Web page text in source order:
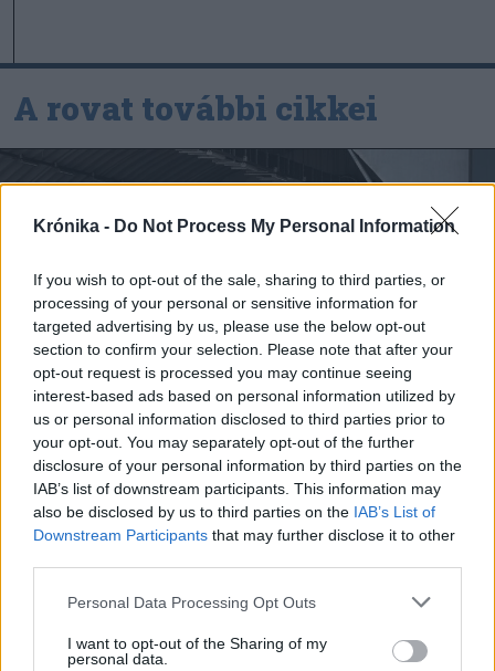
Krónika - Do Not Process My Personal Information
If you wish to opt-out of the sale, sharing to third parties, or
processing of your personal or sensitive information for
targeted advertising by us, please use the below opt-out
section to confirm your selection. Please note that after your
opt-out request is processed you may continue seeing
interest-based ads based on personal information utilized by
us or personal information disclosed to third parties prior to
your opt-out. You may separately opt-out of the further
disclosure of your personal information by third parties on the
IAB’s list of downstream participants. This information may
also be disclosed by us to third parties on the IAB’s List of
Downstream Participants that may further disclose it to other
Personal Data Processing Opt Outs
I want to opt-out of the Sharing of my
personal data.
A rovat további cikkei
2026. augusztus 08., szombat
A román radarok nem észlelték a
végül Bulgáriában felrobbant drónt